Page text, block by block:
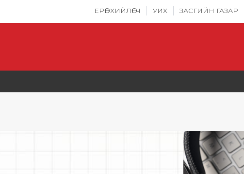
ЕРӨНХИЙЛӨГЧ УИХ ЗАСГИЙН ГАЗАР